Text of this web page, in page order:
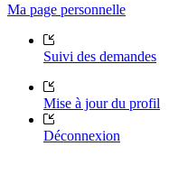
Ma page personnelle
Suivi des demandes
Mise à jour du profil
Déconnexion